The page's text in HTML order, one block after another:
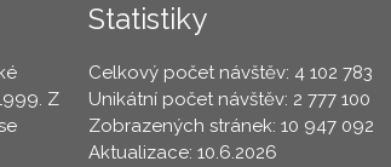
Z
Statistiky
Celkový počet návštěv: 4 102 783
Unikátní počet návštěv: 2 777 100
Zobrazených stránek: 10 947 092
Aktualizace: 10.6.2026